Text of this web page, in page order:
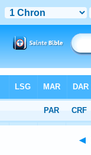
> 1 Chroniques 3
◄